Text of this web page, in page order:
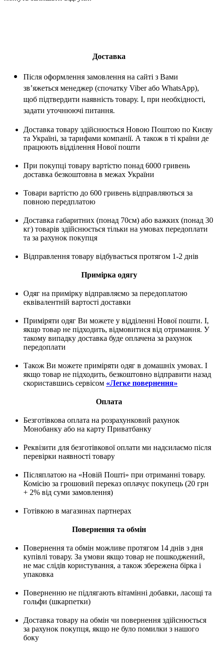
Доставка
Після оформлення замовлення на сайті з Вами
зв’яжеться менеджер (спочатку Viber або WhatsApp),
щоб підтвердити наявність товару. І, при необхідності,
задати уточнюючі питання.
Доставка товару здійснюється Новою Поштою по Києву
та Україні, за тарифами компанії. А також в ті країни де
працюють відділення Нової пошти
При покупці товару вартістю понад 6000 гривень
доставка безкоштовна в межах України
Товари вартістю до 600 гривень відправляються за
повною передплатою
Доставка габаритних (понад 70см) або важких (понад 30
кг) товарів здійснюється тільки на умовах передоплати
та за рахунок покупця
Відправлення товару відбувається протягом 1-2 днів
Примірка одягу
Одяг на примірку відправляємо за передоплатою
еквівалентній вартості доставки
Приміряти одяг Ви можете у відділенні Нової пошти. І,
якщо товар не підходить, відмовитися від отримання. У
такому випадку доставка буде оплачена за рахунок
передоплати
Також Ви можете приміряти одяг в домашніх умовах. І
якщо товар не підходить, безкоштовно відправити назад
скориставшись сервісом «Легке повернення»
Оплата
Безготівкова оплата на розрахунковий рахунок
Монобанку або на карту Приватбанку
Реквізити для безготівкової оплати ми надсилаємо після
перевірки наявності товару
Післяплатою на «Новій Пошті» при отриманні товару.
Комісію за грошовий переказ оплачує покупець (20 грн
+ 2% від суми замовлення)
Готівкою в магазинах партнерах
Повернення та обмін
Повернення та обмін можливе протягом 14 днів з дня
купівлі товару. За умови якщо товар не пошкоджений,
не має слідів користування, а також збережена бірка і
упаковка
Поверненню не підлягають вітамінні добавки, ласощі та
гольфи (шкарпетки)
Доставка товару на обмін чи повернення здійснюється
за рахунок покупця, якщо не було помилки з нашого
боку